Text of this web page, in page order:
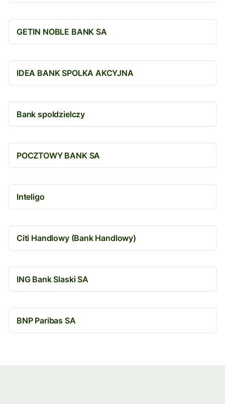
GETIN NOBLE BANK SA
IDEA BANK SPOLKA AKCYJNA
Bank spoldzielczy
POCZTOWY BANK SA
Inteligo
Citi Handlowy (Bank Handlowy)
ING Bank Slaski SA
BNP Paribas SA